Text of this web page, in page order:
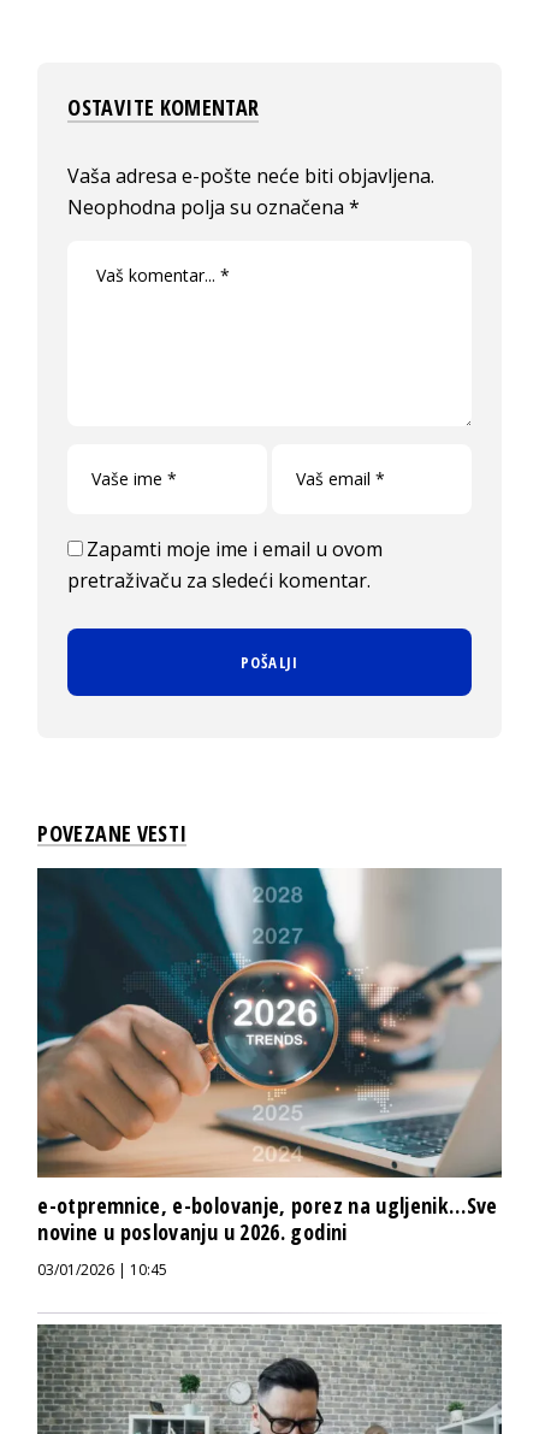
OSTAVITE KOMENTAR
Vaša adresa e-pošte neće biti objavljena.
Neophodna polja su označena*
Zapamti moje ime i email u ovom
pretraživaču za sledeći komentar.
POVEZANE VESTI
e-otpremnice, e-bolovanje, porez na ugljenik…Sve
novine u poslovanju u 2026. godini
03/01/2026 | 10:45